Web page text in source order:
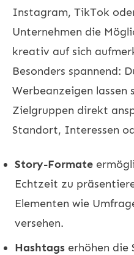
Instagram, TikTok
Unternehmen die
kreativ auf sich
Besonders spannend:
Werbeanzeigen lassen
Zielgruppen direkt
Standort, Interessen
Story-Formate
Echtzeit zu
Elementen wie
versehen.
Hashtags erhöhen die